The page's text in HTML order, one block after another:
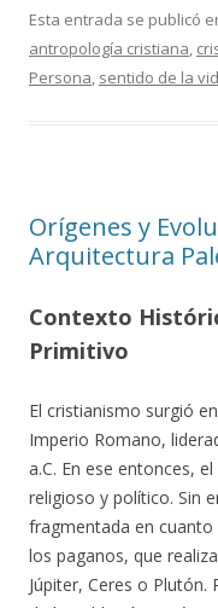
Esta entrada se publicó
antropología cristiana,
Persona, sentido de la
Orígenes y
Arquitectura
Contexto
Primitivo
El cristianismo surgió
Imperio Romano,
a.C. En ese entonces,
religioso y político. Sin
fragmentada en
los paganos, que
Júpiter, Ceres o